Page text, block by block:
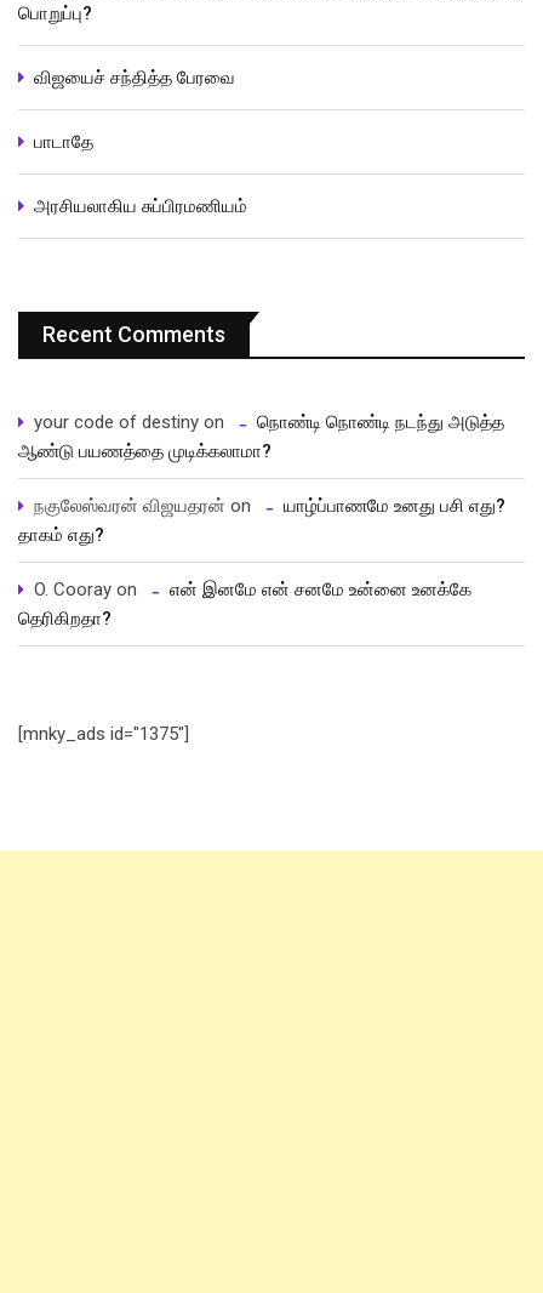
பொறுப்பு?
விஜயைச் சந்தித்த பேரவை
பாடாதே
அரசியலாகிய சுப்பிரமணியம்
Recent Comments
your code of destiny on
நொண்டி நொண்டி நடந்து அடுத்த
ஆண்டு பயணத்தை முடிக்கலாமா?
நகுலேஸ்வரன் விஜயதரன் on
யாழ்ப்பாணமே உனது பசி எது?
தாகம் எது?
O. Cooray on
என் இனமே என் சனமே உன்னை உனக்கே
தெரிகிறதா?
[mnky_ads id="1375"]